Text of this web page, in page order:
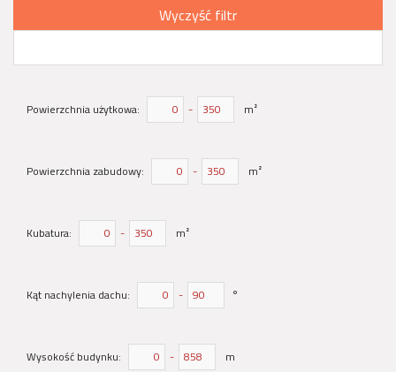
Wyczyść filtr
Powierzchnia użytkowa: - m²
Powierzchnia zabudowy: - m²
Kubatura: - m²
Kąt nachylenia dachu: - °
Wysokość budynku: - m